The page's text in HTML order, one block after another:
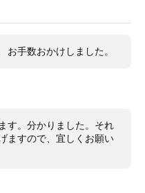
お手数おかけしました。
す。分かりました。それ
ますので、宜しくお願い